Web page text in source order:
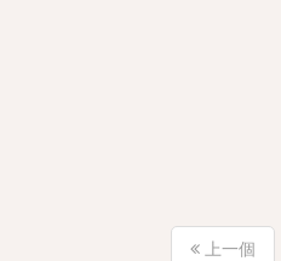
上一個